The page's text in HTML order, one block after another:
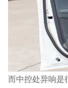
而中控处异响是